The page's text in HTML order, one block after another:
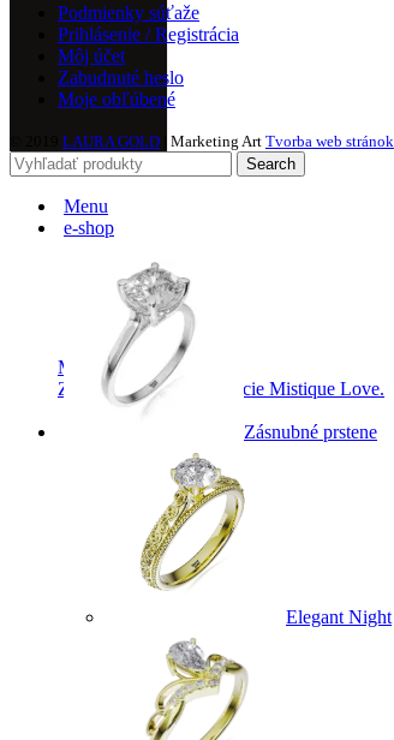
Mistique Love
Zásnubné prstne z kolekcie Mistique Love.
Podmienky súťaže
Prihlásenie / Registrácia
Môj účet
Zabudnuté heslo
Moje obľúbené
LAURA GOLD | Marketing Art Tvorba web stránok
Search
Menu
e-shop
Zásnubné prstene
Elegant Night